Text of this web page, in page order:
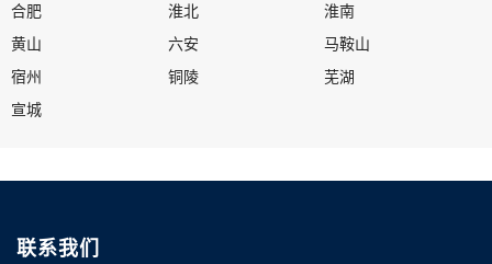
合肥
淮北
淮南
黄山
六安
马鞍山
宿州
铜陵
芜湖
宣城
联系我们